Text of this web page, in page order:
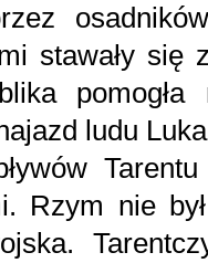
stawały się
ludu
Rzym nie